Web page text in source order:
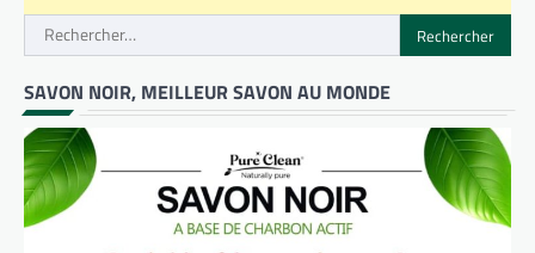
Rechercher :
SAVON NOIR, MEILLEUR SAVON AU MONDE